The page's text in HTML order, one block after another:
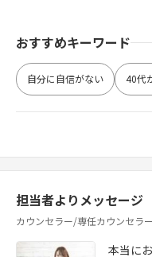
おすすめキーワード
自分に自信がない 40代
担当者よりメッセージ
カウンセラー/専任カウンセ
本当に